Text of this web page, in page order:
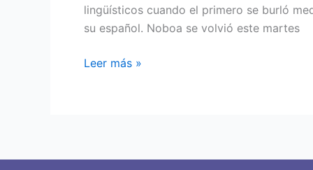
lingüísticos cuando el primero se burló
su español. Noboa se volvió este martes
Leer más »